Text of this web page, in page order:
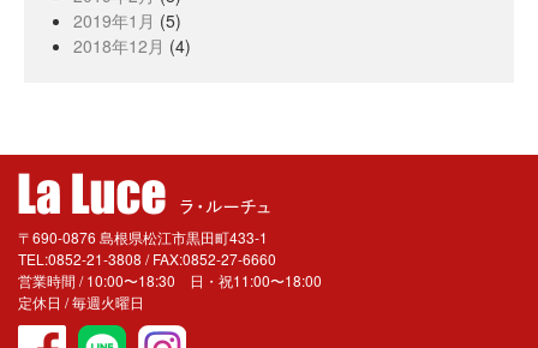
2019年1月 (5)
2018年12月 (4)
〒690-0876 島根県松江市黒田町433-1
TEL:0852-21-3808 / FAX:0852-27-6660
営業時間 / 10:00〜18:30 日・祝11:00〜18:00
定休日 / 毎週火曜日